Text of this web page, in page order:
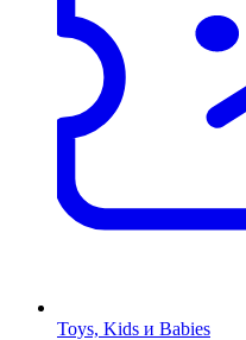
Toys, Kids и Babies